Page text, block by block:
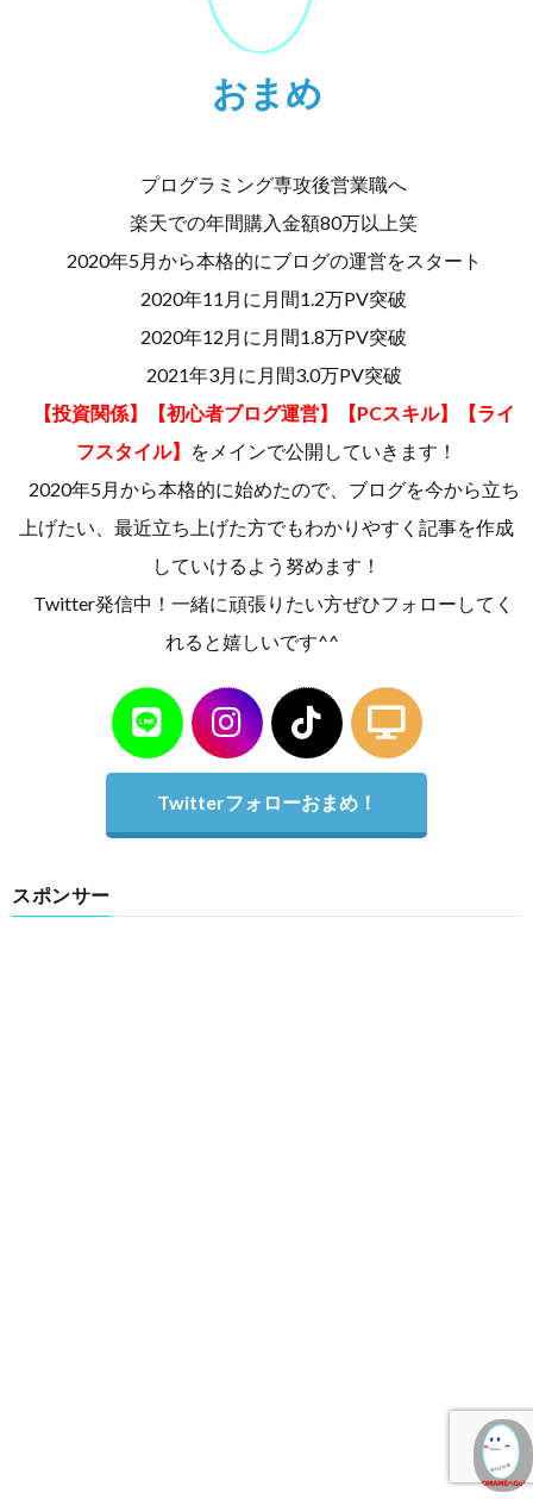
おまめ
プログラミング専攻後営業職へ
楽天での年間購入金額80万以上笑
2020年5月から本格的にブログの運営をスタート
2020年11月に月間1.2万PV突破
2020年12月に月間1.8万PV突破
2021年3月に月間3.0万PV突破
【投資関係】【初心者ブログ運営】【PCスキル】【ライ
フスタイル】
をメインで公開していきます！
2020年5月から本格的に始めたので、ブログを今から立ち
上げたい、最近立ち上げた方でもわかりやすく記事を作成
していけるよう努めます！
Twitter発信中！一緒に頑張りたい方ぜひフォローしてく
れると嬉しいです^^
Twitterフォローおまめ！
スポンサー